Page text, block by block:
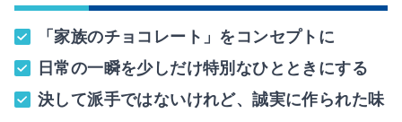
「家族のチョコレート」をコンセプトに
日常の一瞬を少しだけ特別なひとときにする
決して派手ではないけれど、誠実に作られた味